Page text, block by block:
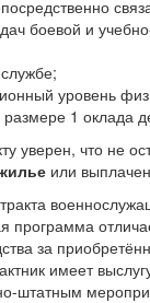
боевой и
уровень
1 оклада
уверен, что не
или
программа
за
имеет
штатным